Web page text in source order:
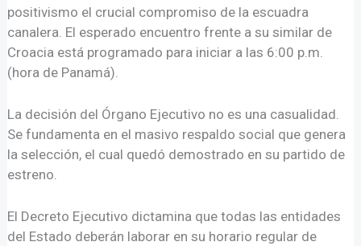
positivismo el crucial compromiso de la escuadra
canalera . El esperado encuentro frente a su similar de
Croacia está programado para iniciar a las 6:00 p.m.
(hora de Panamá)
La decisión del Órgano Ejecutivo no es una casualidad.
Se fundamenta en el masivo respaldo social que genera
la selección, el cual quedó demostrado en su partido de
estreno.
El Decreto Ejecutivo dictamina que todas las entidades
del Estado deberán laborar en su horario regular de